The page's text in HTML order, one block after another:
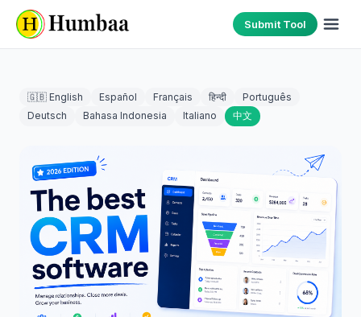
Submit Tool
🇬🇧 English Español Français हिन्दी
Português
Deutsch
Bahasa Indonesia Italiano 中文